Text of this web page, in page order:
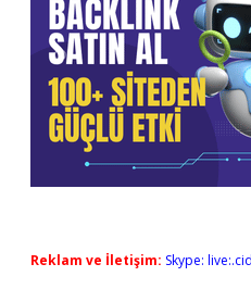
Reklam ve İletişim: Skype: